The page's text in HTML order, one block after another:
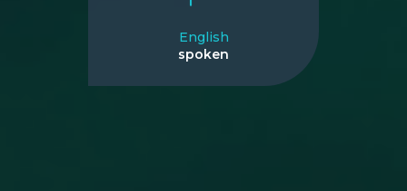
English
spoken